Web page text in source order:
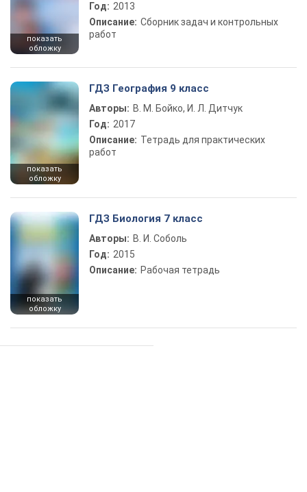
показать
обложку
Год: 2013
Описание: Сборник задач и контрольных
работ
показать
обложку
ГДЗ География 9 класс
Авторы: В. М. Бойко, И. Л. Дитчук
Год: 2017
Описание: Тетрадь для практических
работ
показать
обложку
ГДЗ Биология 7 класс
Авторы: В. И. Соболь
Год: 2015
Описание: Рабочая тетрадь